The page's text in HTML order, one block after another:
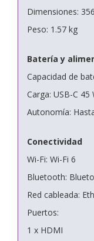
Dimensiones:
Peso: 1.57 kg
Batería y
Capacidad de
Carga: USB-C
Autonomía:
Conectividad
Wi-Fi: Wi-Fi 6
Bluetooth:
Red cableada:
Puertos:
1 x HDMI